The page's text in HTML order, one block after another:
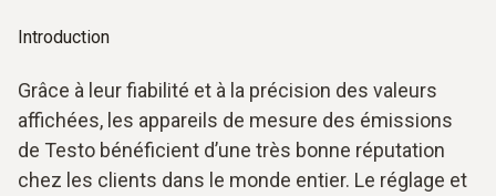
Introduction
Grâce à leur fiabilité et à la précision des valeurs
affichées, les appareils de mesure des émissions
de Testo bénéficient d’une très bonne réputation
chez les clients dans le monde entier. Le réglage et